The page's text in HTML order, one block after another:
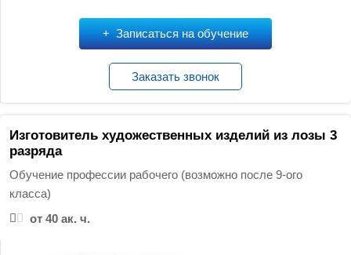
Записаться на обучение
Заказать звонок
Изготовитель художественных изделий из лозы 3
разряда
Обучение профессии рабочего (возможно после 9-ого
класса)
от 40 ак. ч.